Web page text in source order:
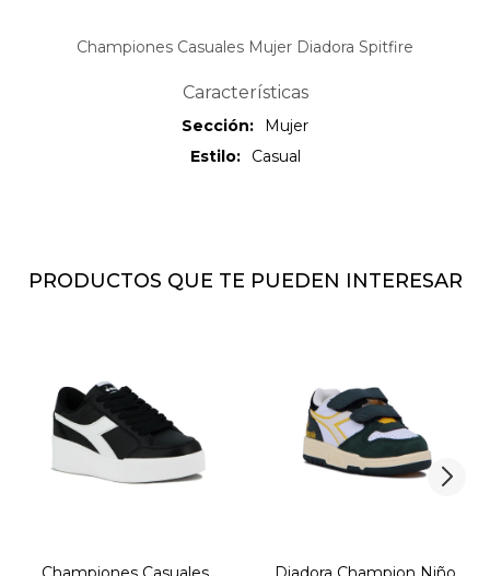
Championes Casuales Mujer Diadora Spitfire
Características
Sección
Mujer
Estilo
Casual
PRODUCTOS QUE TE PUEDEN INTERESAR